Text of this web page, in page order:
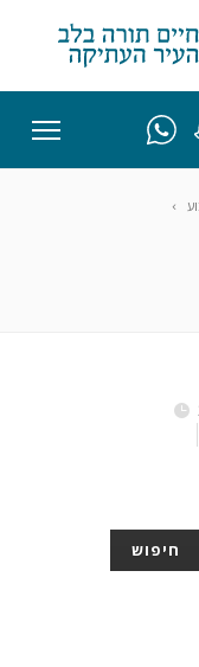
חיפוש